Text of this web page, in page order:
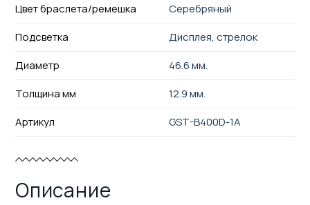
Цвет браслета/ремешка
Серебряный
Подсветка
Дисплея, стрелок
Диаметр
46.6 мм.
Толщина мм
12.9 мм.
Артикул
GST-B400D-1A
Описание